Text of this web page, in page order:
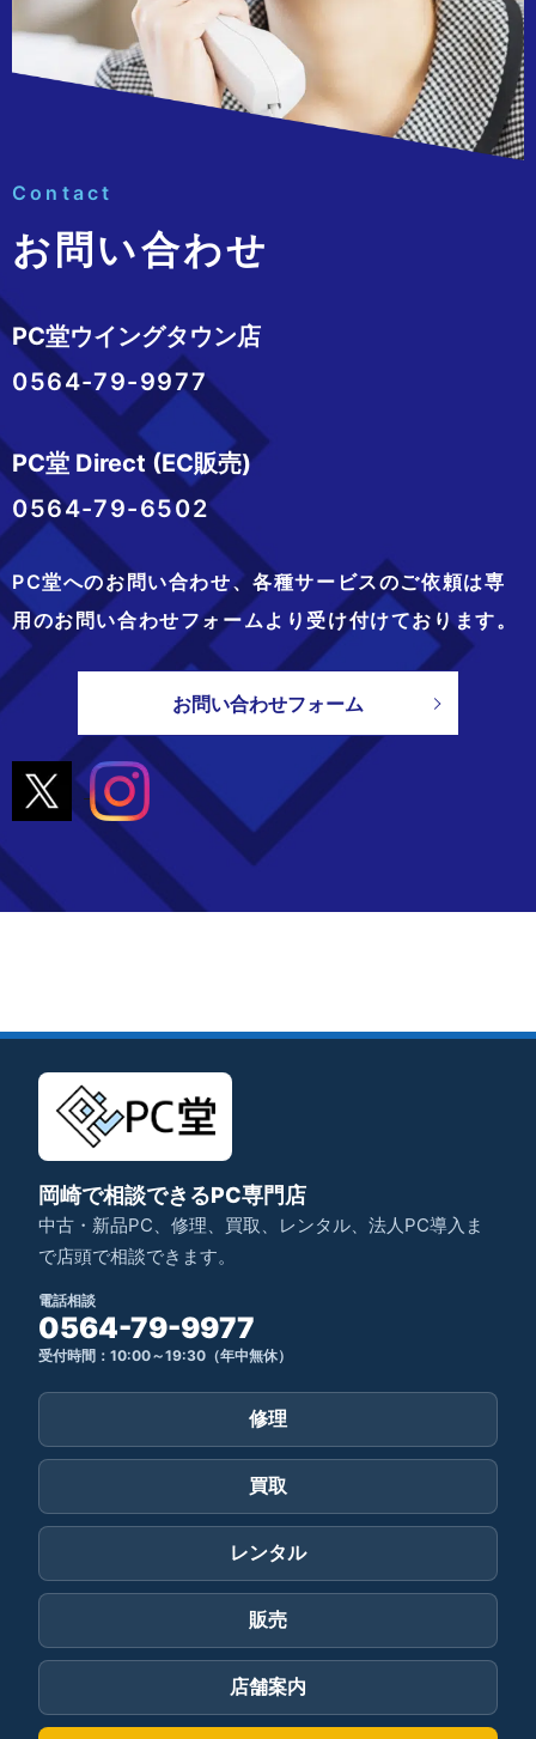
Contact
お問い合わせ
PC堂ウイングタウン店
0564-79-9977
PC堂 Direct (EC販売)
0564-79-6502
PC堂へのお問い合わせ、各種サービスのご依頼は専
用のお問い合わせフォームより 受け付けております。
お問い合わせフォーム
岡崎で相談できるPC専門店
中古・新品PC、修理、買取、レンタル、法人PC導入ま
で店頭で相談できます。
電話相談
0564-79-9977
受付時間：10:00～19:30（年中無休）
修理
買取
レンタル
販売
店舗案内